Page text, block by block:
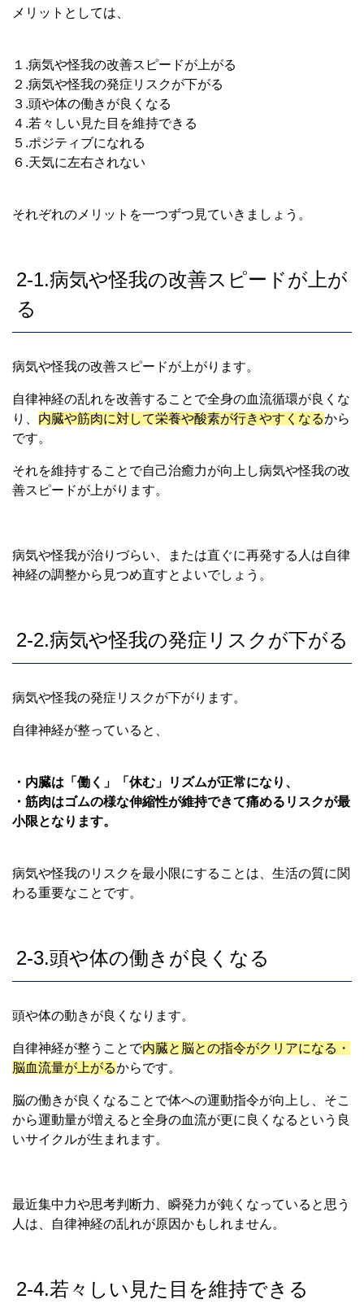
メリットとしては、
１.病気や怪我の改善スピードが上がる
２.病気や怪我の発症リスクが下がる
３.頭や体の働きが良くなる
４.若々しい見た目を維持できる
５.ポジティブになれる
６.天気に左右されない
それぞれのメリットを一つずつ見ていきましょう。
2-1.病気や怪我の改善スピードが上が
る
病気や怪我の改善スピードが上がります。
自律神経の乱れを改善することで全身の血流循環が良くな
り、 内臓や筋肉に対して栄養や酸素が行きやすくなるから
です。
それを維持することで自己治癒力が向上し病気や怪我の改
善スピードが上がります。
病気や怪我が治りづらい、または直ぐに再発する人は自律
神経の調整から見つめ直すとよいでしょう。
2-2.病気や怪我の発症リスクが下がる
病気や怪我の発症リスクが下がります。
自律神経が整っていると、
・内臓は「働く」「休む」リズムが正常になり、
・筋肉はゴムの様な伸縮性が維持できて痛めるリスクが最
小限となります。
病気や怪我のリスクを最小限にすることは、生活の質に関
わる重要なことです。
2-3.頭や体の働きが良くなる
頭や体の動きが良くなります。
自律神経が整うことで内臓と脳との指令がクリアになる・
脳血流量が上がるからです。
脳の働きが良くなることで体への運動指令が向上し、そこ
から運動量が増えると全身の血流が更に良くなるという良
いサイクルが生まれます。
最近集中力や思考判断力、瞬発力が鈍くなっていると思う
人は、自律神経の乱れが原因かもしれません。
2-4.若々しい見た目を維持できる